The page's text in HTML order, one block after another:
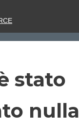
stato
nulla